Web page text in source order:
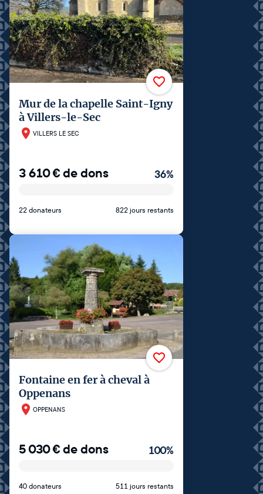
Mur de la chapelle Saint-Igny
à Villers-le-Sec
VILLERS LE SEC
3 610€de dons 36%
22 donateurs 822 jours restants
Fontaine en fer à cheval à
Oppenans
OPPENANS
5 030€de dons 100%
40 donateurs 511 jours restants